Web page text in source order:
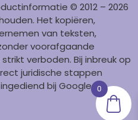
© 2012 – 2026
Het kopiëren,
van teksten,
voorafgaande
verboden. Bij inbreuk op
juridische stappen
bij Google en
0